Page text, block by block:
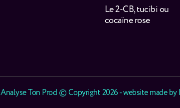
Le 2-CB, tucibi ou
cocaïne rose
Analyse Ton Prod © Copyright 2026 - website made by